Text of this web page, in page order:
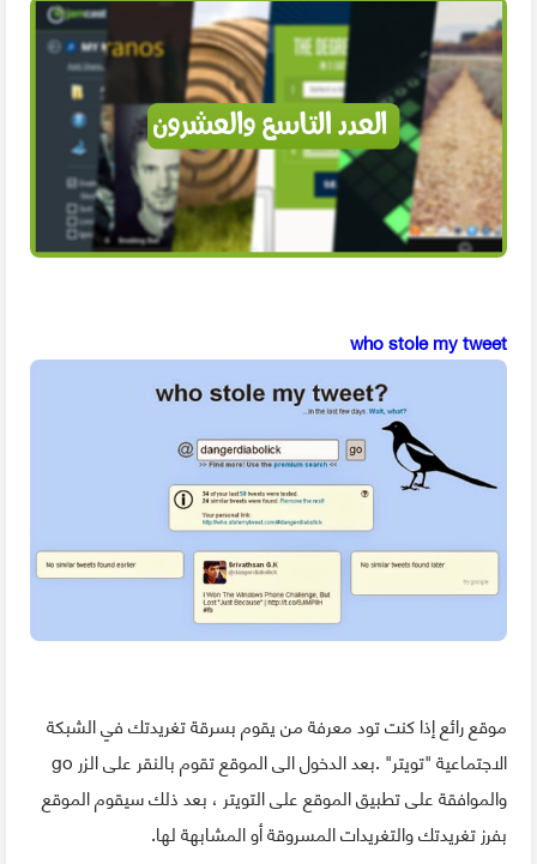
who stole my tweet
موقع رائع إذا كنت تود معرفة من يقوم بسرقة تغريدتك في الشبكة
الاجتماعية "تويتر" .بعد الدخول الى الموقع تقوم بالنقر على الزر go
والموافقة على تطبيق الموقع على التويتر ، بعد ذلك سيقوم الموقع
بفرز تغريدتك والتغريدات المسروقة أو المشابهة لها.